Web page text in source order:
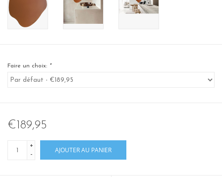
Faire un choix: *
€189,95
+
-
AJOUTER AU PANIER